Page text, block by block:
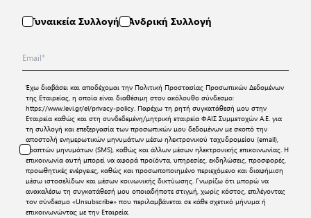
Γυναικεία Συλλογή Ανδρική Συλλογή
Έχω διαβάσει και αποδέχομαι την Πολιτική Προστασίας Προσωπικών Δεδομένων
της Εταιρείας, η οποία είναι διαθέσιμη στον ακόλουθο σύνδεσμο:
https://www.levi.gr/el/privacy-policy. Παρέχω τη ρητή συγκατάθεσή μου στην
Εταιρεία καθώς και στη συνδεδεμένη/μητρική εταιρεία ΦΑΙΣ Συμμετοχών Α.Ε. για
τη συλλογή και επεξεργασία των προσωπικών μου δεδομένων με σκοπό την
αποστολή ενημερωτικών μηνυμάτων μέσω ηλεκτρονικού ταχυδρομείου (email),
γραπτών μηνυμάτων (SMS), καθώς και άλλων μέσων ηλεκτρονικής επικοινωνίας. Η
επικοινωνία αυτή μπορεί να αφορά προϊόντα, υπηρεσίες, εκδηλώσεις, προσφορές,
προωθητικές ενέργειες, καθώς και προσωποποιημένο περιεχόμενο και διαφήμιση
μέσω ιστοσελίδων και μέσων κοινωνικής δικτύωσης. Γνωρίζω ότι μπορώ να
ανακαλέσω τη συγκατάθεσή μου οποιαδήποτε στιγμή, χωρίς κόστος, επιλέγοντας
τον σύνδεσμο «Unsubscribe» που περιλαμβάνεται σε κάθε σχετικό μήνυμα ή
επικοινωνώντας με την Εταιρεία.